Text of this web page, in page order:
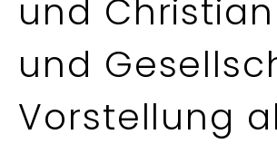
und
und
Vorstellung